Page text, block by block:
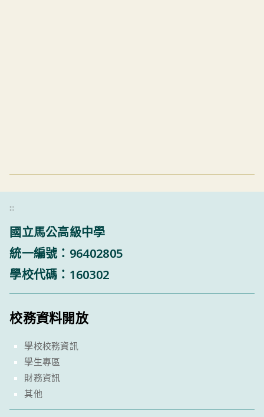
:::
國立馬公高級中學
統一編號：96402805
學校代碼：160302
校務資料開放
學校校務資訊
學生專區
財務資訊
其他